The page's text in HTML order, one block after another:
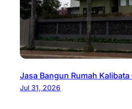
Jasa Bangun Rumah Kalibata
Jul 31, 2026